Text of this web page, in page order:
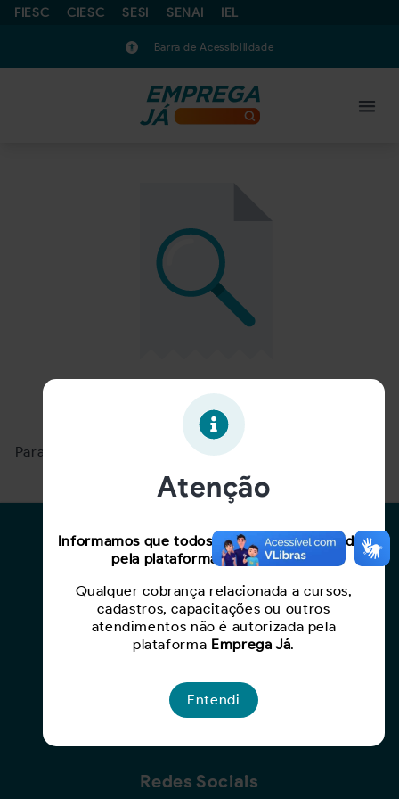
FIESC CIESC SESI SENAI IEL
Barra de Acessibilidade
Oportunidade expirada!
Para ver mais, acesse a páginaBuscar Oportunidades.
Para Candidatos
Cadastro de Currículo
Capacite-se
Criar Oportunidade
Redes Sociais
Atenção
Informamos que todos os serviços oferecidos
pela plataforma são gratuitos.
Qualquer cobrança relacionada a cursos,
cadastros, capacitações ou outros
atendimentos não é autorizada pela
plataforma Emprega Já.
Entendi